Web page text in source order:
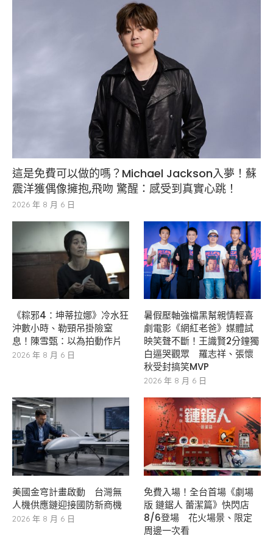
這是免費可以做的嗎？Michael Jackson入夢！蘇
震洋獲偶像擁抱,飛吻 驚醒：感受到真實心跳！
2026 年 8 月 6 日
《粽邪4：坤蒂拉娜》冷水狂
沖數小時、勒頸吊掛險窒
息！陳雪甄：以為拍動作片
2026 年 8 月 6 日
暑假壓軸強檔黑幫親情輕喜
劇電影《網紅老爸》媒體試
映笑聲不斷！王識賢2分鐘獨
白逼哭觀眾 羅志祥、張懷
秋受封搞笑MVP
2026 年 8 月 6 日
美國金穹計畫啟動 台灣無
人機供應鏈迎接國防新商機
2026 年 8 月 6 日
免費入場！全台首場《劇場
版 鏈鋸人 蕾潔篇》快閃店
8/6登場 花火場景、限定
周邊一次看